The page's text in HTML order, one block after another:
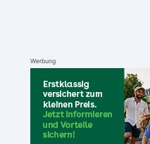
Werbung